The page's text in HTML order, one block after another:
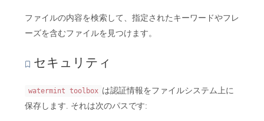
ファイルの内容を検索して、指定されたキーワードやフレ
ーズを含むファイルを見つけます。
セキュリティ
watermint toolbox は認証情報をファイルシステム上に
保存します. それは次のパスです: